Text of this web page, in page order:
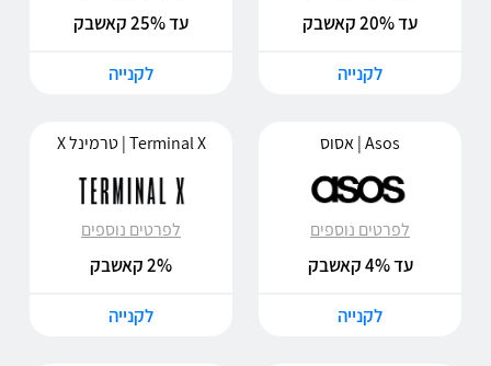
עד 20% קאשבק
לקנייה
עד 25% קאשבק
לקנייה
Asos | אסוס
לפרטים נוספים
עד 4% קאשבק
לקנייה
Terminal X | טרמינל X
לפרטים נוספים
2% קאשבק
לקנייה